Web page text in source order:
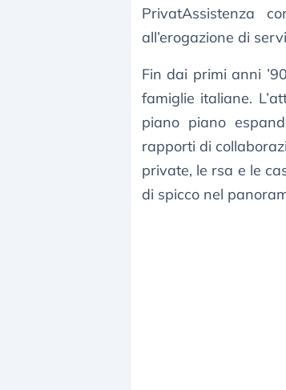
PrivatAssistenza
all’erogazione di
Fin dai primi anni
famiglie italiane.
piano piano
rapporti di
private, le rsa e le
di spicco nel